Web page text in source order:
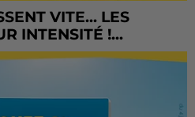
VITE... LES
INTENSITÉ !...